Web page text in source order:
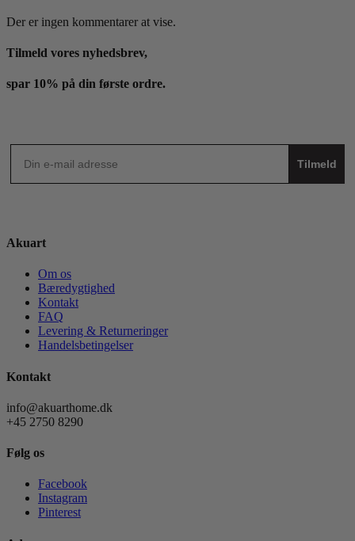
Der er ingen kommentarer at vise.
Tilmeld vores nyhedsbrev,
spar 10% på din første ordre.
Tilmeld
Akuart
Om os
Bæredygtighed
Kontakt
FAQ
Levering & Returneringer
Handelsbetingelser
Kontakt
info@akuarthome.dk
+45 2750 8290
Følg os
Facebook
Instagram
Pinterest